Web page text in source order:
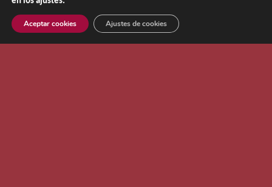
Aceptar cookies Ajustes de cookies